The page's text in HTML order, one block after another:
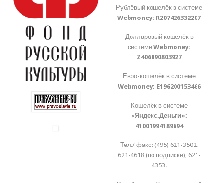
Рублёвый кошелёк в системе
Webmoney: R207426332207
Долларовый кошелёк в
системеWebmoney:
Z406090803927
Евро-кошелёк в системе
Webmoney: E196200153466
Кошелёк в системе
«Яндекс.Деньги»:
41001994189694
Тел./ факс: (495) 621-3502,
621-4618 (по подписке), 621-
4353.